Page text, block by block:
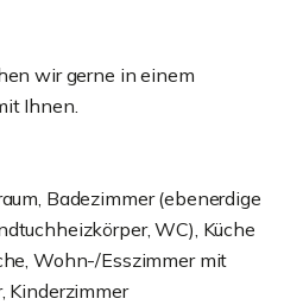
wir gerne in einem
Ihnen.
Badezimmer (ebenerdige
WC), Küche
Wohn-/Esszimmer mit
Kinderzimmer